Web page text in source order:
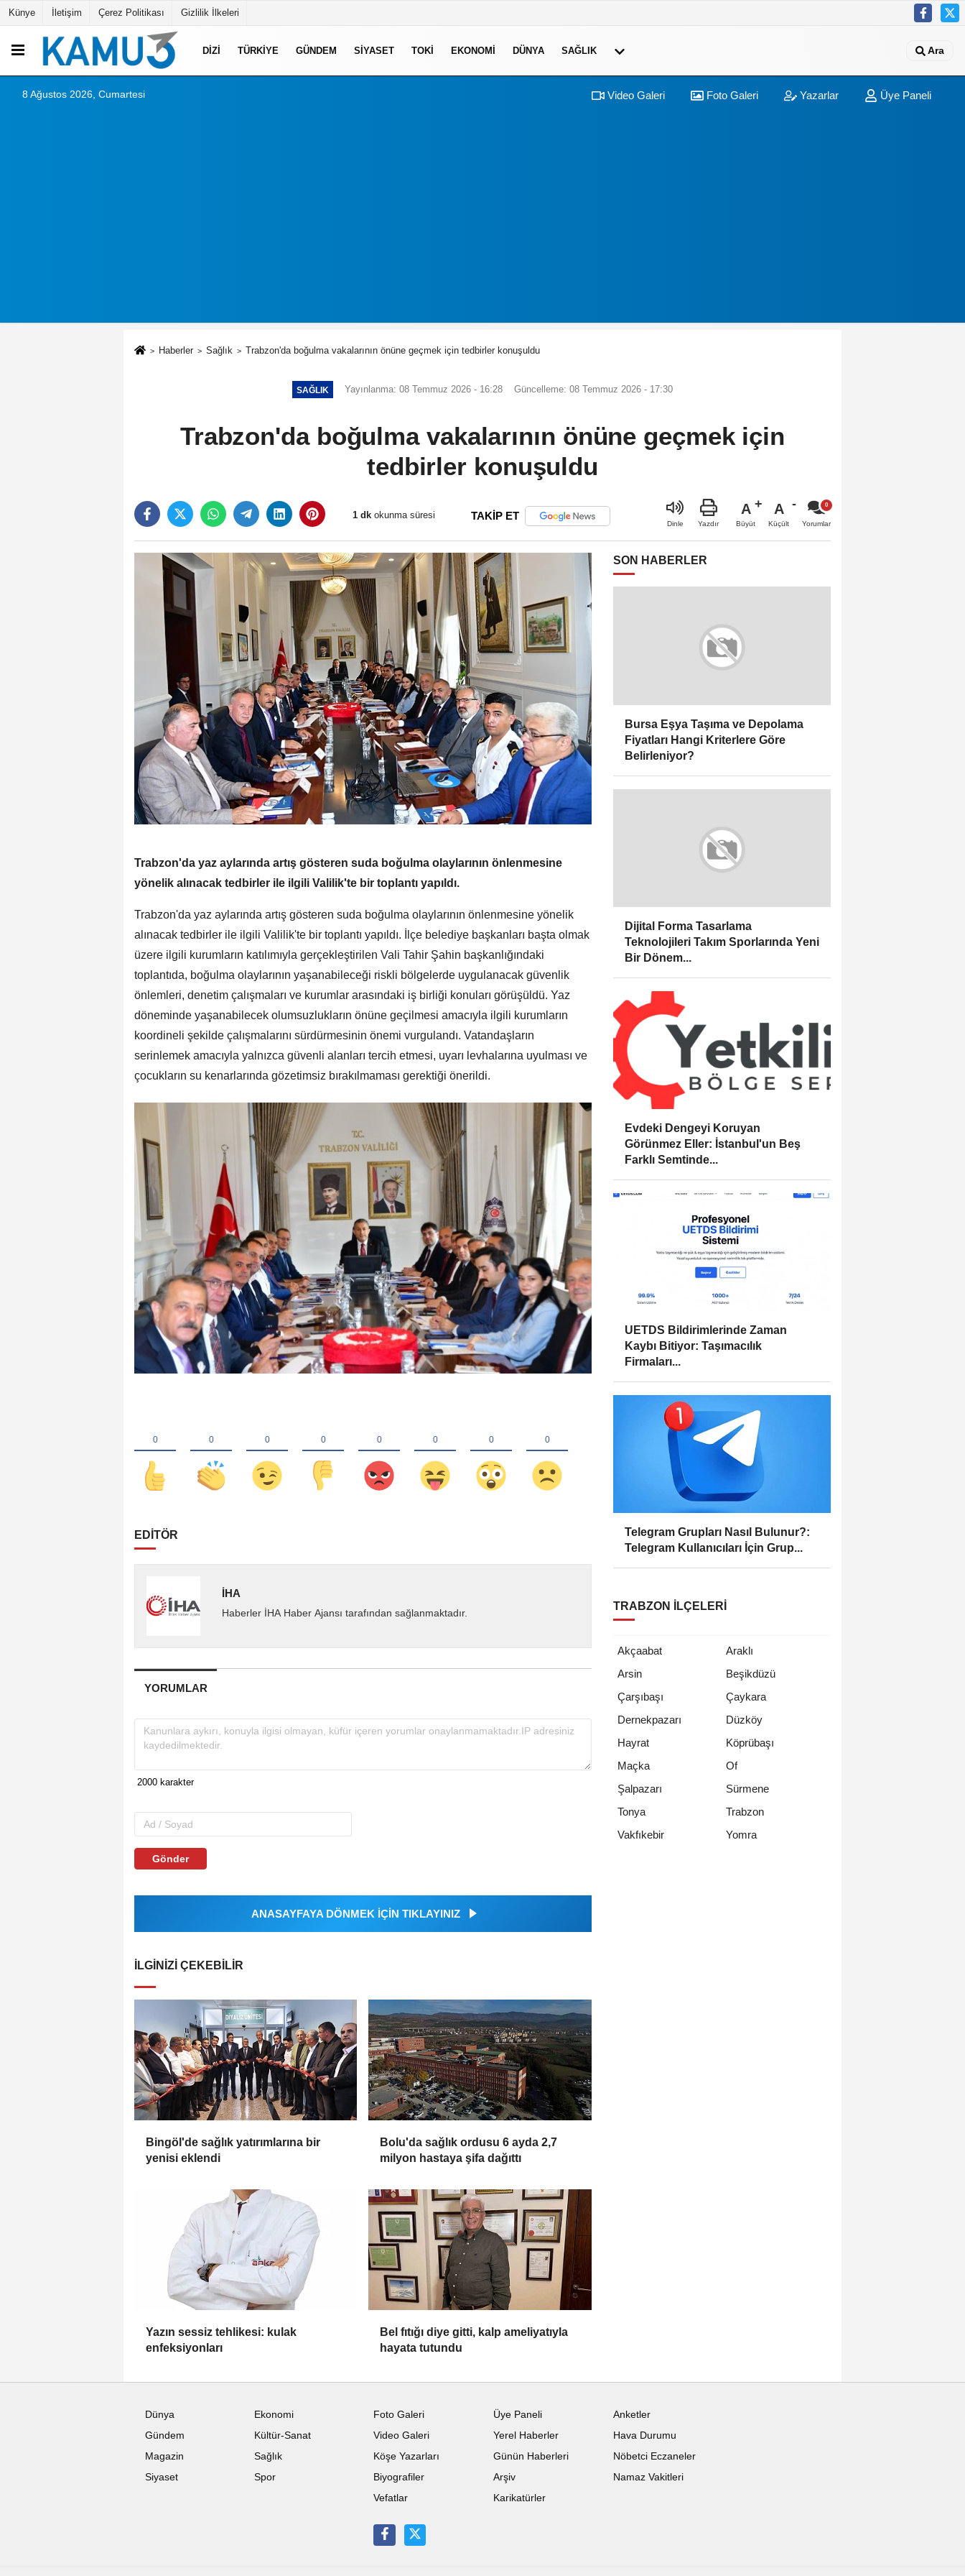
Künye İletişim Çerez Politikası Gizlilik İlkeleri
DIZI TÜRKIYE GÜNDEM SIYASET TOKI EKONOMI DÜNYA SAĞLIK Ara
8 Ağustos 2026, Cumartesi Video Galeri Foto Galeri Yazarlar Üye Paneli
Haberler Sağlık Trabzon'da boğulma vakalarının önüne geçmek için tedbirler konuşuldu
SAĞLIK Yayınlanma: 08 Temmuz 2026 - 16:28 Güncelleme: 08 Temmuz 2026 - 17:30
Trabzon'da boğulma vakalarının önüne geçmek için
tedbirler konuşuldu
1 dk okunma süresi TAKİP ET
Dinle Yazdır
A
Büyüt
A
Küçült Yorumlar
Trabzon'da yaz aylarında artış gösteren suda boğulma olaylarının önlenmesine
yönelik alınacak tedbirler ile ilgili Valilik'te bir toplantı yapıldı.
Trabzon'da yaz aylarında artış gösteren suda boğulma olaylarının önlenmesine yönelik
alınacak tedbirler ile ilgili Valilik'te bir toplantı yapıldı. İlçe belediye başkanları başta olmak
üzere ilgili kurumların katılımıyla gerçekleştirilen Vali Tahir Şahin başkanlığındaki
toplantıda, boğulma olaylarının yaşanabileceği riskli bölgelerde uygulanacak güvenlik
önlemleri, denetim çalışmaları ve kurumlar arasındaki iş birliği konuları görüşüldü. Yaz
döneminde yaşanabilecek olumsuzlukların önüne geçilmesi amacıyla ilgili kurumların
koordineli şekilde çalışmalarını sürdürmesinin önemi vurgulandı. Vatandaşların
serinlemek amacıyla yalnızca güvenli alanları tercih etmesi, uyarı levhalarına uyulması ve
çocukların su kenarlarında gözetimsiz bırakılmaması gerektiği önerildi.
EDİTÖR
İHA
Haberler İHA Haber Ajansı tarafından sağlanmaktadır.
YORUMLAR
Gönder
ANASAYFAYA DÖNMEK İÇİN TIKLAYINIZ
İLGINIZI ÇEKEBILIR
Bingöl'de sağlık yatırımlarına bir
yenisi eklendi
Bolu'da sağlık ordusu 6 ayda 2,7
milyon hastaya şifa dağıttı
Yazın sessiz tehlikesi: kulak
enfeksiyonları
Bel fıtığı diye gitti, kalp ameliyatıyla
hayata tutundu
SON HABERLER
Bursa Eşya Taşıma ve Depolama
Fiyatları Hangi Kriterlere Göre
Belirleniyor?
Dijital Forma Tasarlama
Teknolojileri Takım Sporlarında Yeni
Bir Dönem...
Evdeki Dengeyi Koruyan
Görünmez Eller: İstanbul'un Beş
Farklı Semtinde...
UETDS Bildirimlerinde Zaman
Kaybı Bitiyor: Taşımacılık
Firmaları...
Telegram Grupları Nasıl Bulunur?:
Telegram Kullanıcıları İçin Grup...
TRABZON İLÇELERI
Akçaabat
Araklı
Arsin
Beşikdüzü
Çarşıbaşı
Çaykara
Dernekpazarı
Düzköy
Hayrat
Köprübaşı
Maçka
Of
Şalpazarı
Sürmene
Tonya
Trabzon
Vakfıkebir
Yomra
Yalova şehir merkezinde sansar görüntülendi
okunma süresi TAKİP ET